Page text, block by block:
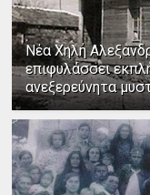
Νέα Χηλή
επιφυλάσσει
ανεξερεύνητα